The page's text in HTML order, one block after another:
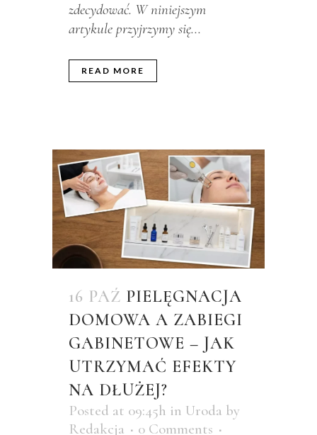
zdecydować. W niniejszym
artykule przyjrzymy się...
READ MORE
16 PAŹ PIELĘGNACJA
DOMOWA A ZABIEGI
GABINETOWE – JAK
UTRZYMAĆ EFEKTY
NA DŁUŻEJ?
Posted at 09:45h in Uroda by
Redakcja
0 Comments